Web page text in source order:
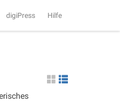
digiPress Hilfe